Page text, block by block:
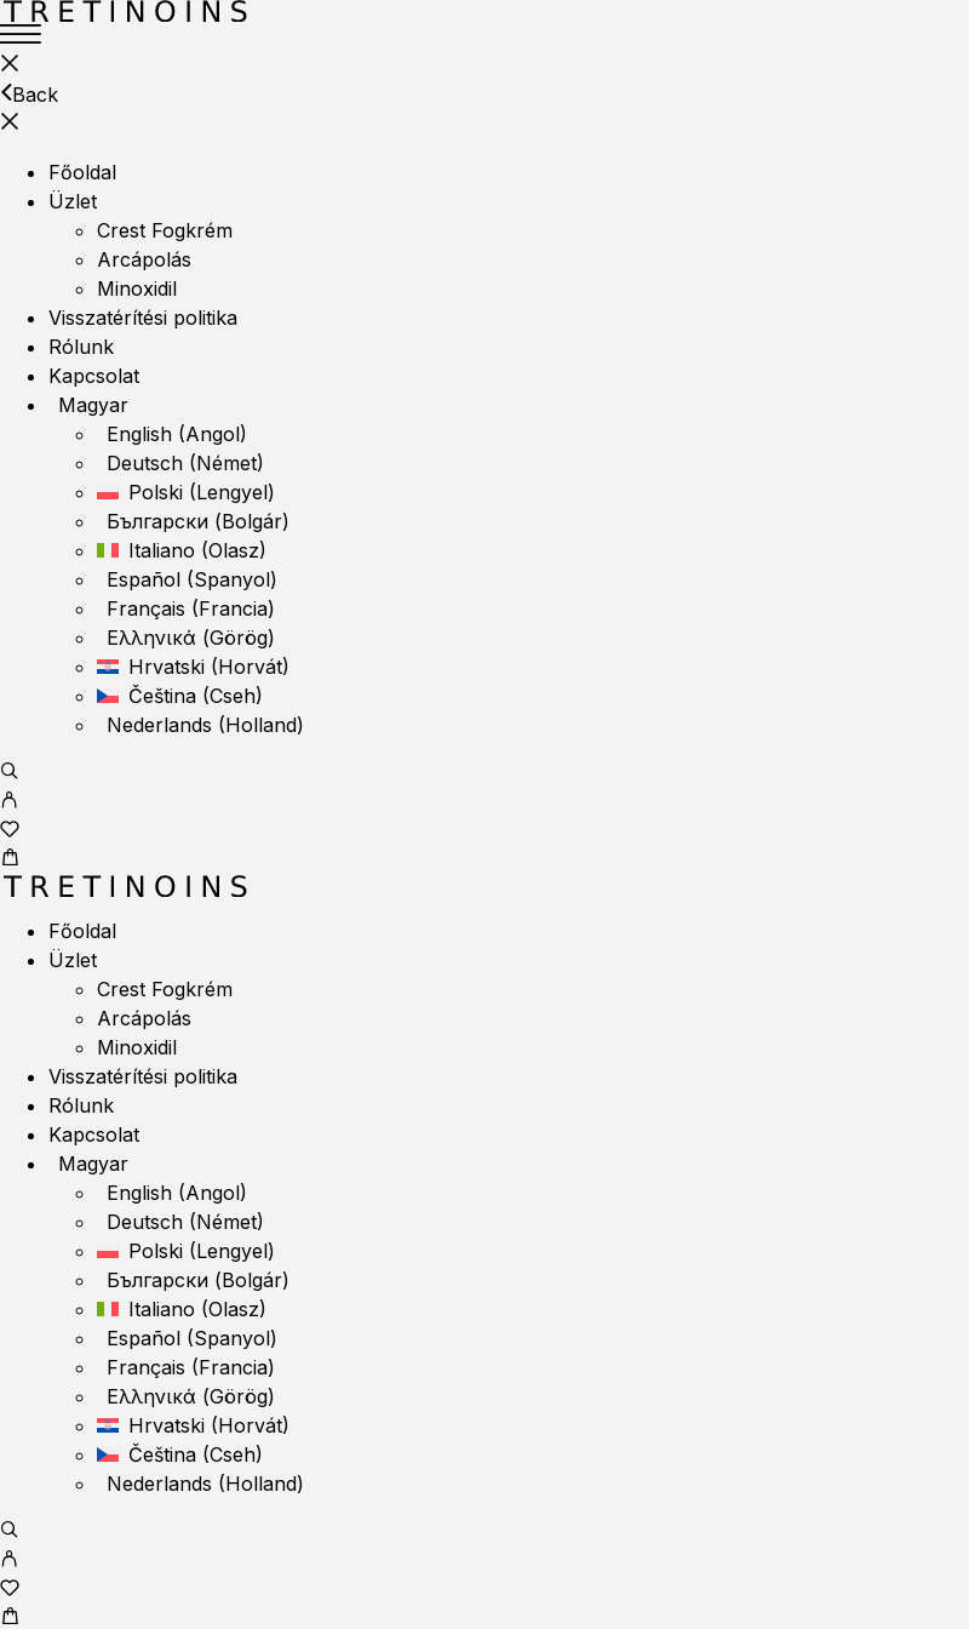
Back
Főoldal
Üzlet
Crest Fogkrém
Arcápolás
Minoxidil
Visszatérítési politika
Rólunk
Kapcsolat
Magyar
English (Angol)
Deutsch (Német)
Polski (Lengyel)
Български (Bolgár)
Italiano (Olasz)
Español (Spanyol)
Français (Francia)
Ελληνικά (Görög)
Hrvatski (Horvát)
Čeština (Cseh)
Nederlands (Holland)
Főoldal
Üzlet
Crest Fogkrém
Arcápolás
Minoxidil
Visszatérítési politika
Rólunk
Kapcsolat
Magyar
English (Angol)
Deutsch (Német)
Polski (Lengyel)
Български (Bolgár)
Italiano (Olasz)
Español (Spanyol)
Français (Francia)
Ελληνικά (Görög)
Hrvatski (Horvát)
Čeština (Cseh)
Nederlands (Holland)